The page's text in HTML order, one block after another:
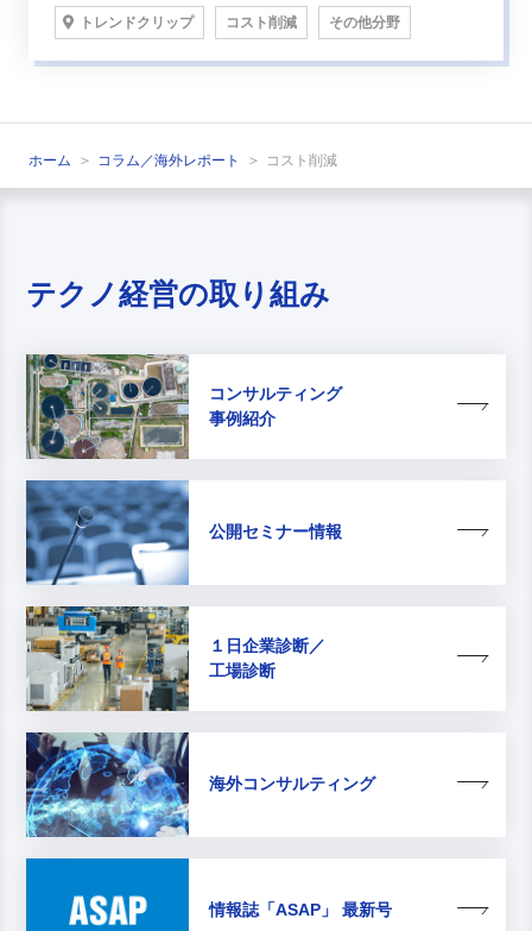
トレンドクリップ コスト削減 その他分野
ホーム コラム／海外レポート コスト削減
テクノ経営の取り組み
コンサルティング
事例紹介
公開セミナー情報
１日企業診断／
工場診断
海外コンサルティング
情報誌「ASAP」 最新号